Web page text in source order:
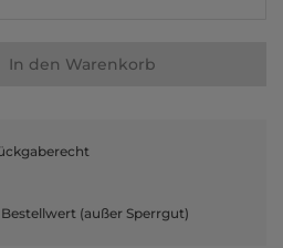
In den Warenkorb
(außer Sperrgut)